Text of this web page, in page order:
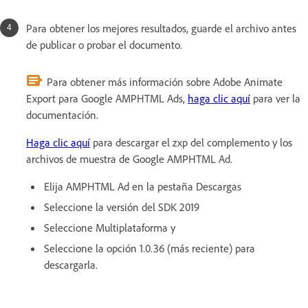
Para obtener los mejores resultados, guarde el archivo antes
de publicar o probar el documento.
Para obtener más información sobre Adobe Animate
Export para Google AMPHTML Ads, haga clic aquí para ver la
documentación.
Haga clic aquí para descargar el zxp del complemento y los
archivos de muestra de Google AMPHTML Ad.
Elija AMPHTML Ad en la pestaña Descargas
Seleccione la versión del SDK 2019
Seleccione Multiplataforma y
Seleccione la opción 1.0.36 (más reciente) para
descargarla.